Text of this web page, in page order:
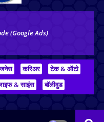
(Google Ads)
करिअर
टेक & ऑटो
& साइंस बॉलीवुड